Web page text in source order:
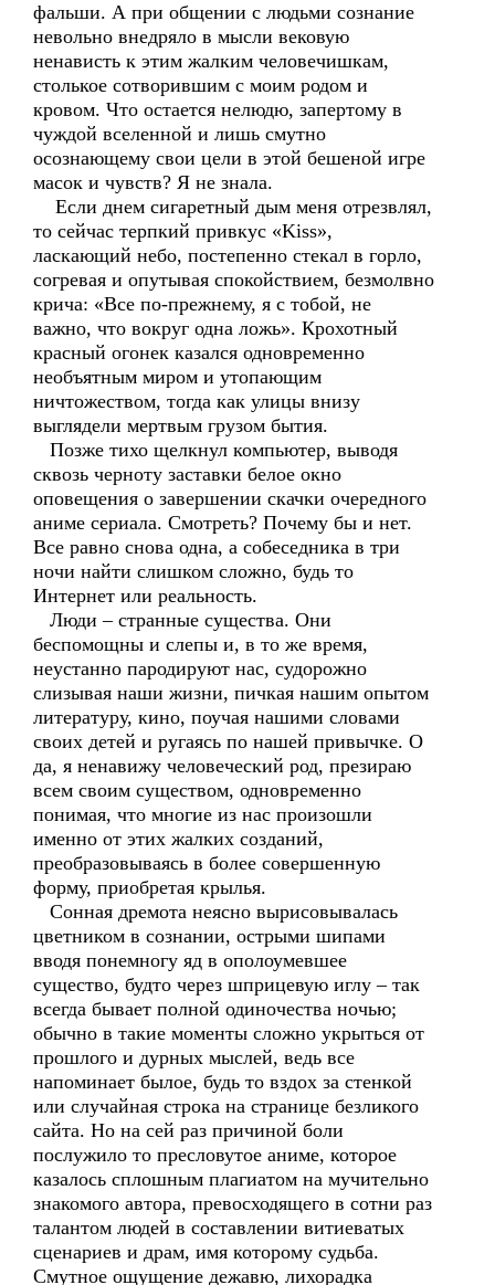
фальши. А при общении с людьми сознание
невольно внедряло в мысли вековую
ненависть к этим жалким человечишкам,
столькое сотворившим с моим родом и
кровом. Что остается нелюдю, запертому в
чуждой вселенной и лишь смутно
осознающему свои цели в этой бешеной игре
масок и чувств? Я не знала.
Если днем сигаретный дым меня отрезвлял,
то сейчас терпкий привкус «Kiss»,
ласкающий небо, постепенно стекал в горло,
согревая и опутывая спокойствием, безмолвно
крича: «Все по-прежнему, я с тобой, не
важно, что вокруг одна ложь». Крохотный
красный огонек казался одновременно
необъятным миром и утопающим
ничтожеством, тогда как улицы внизу
выглядели мертвым грузом бытия.
Позже тихо щелкнул компьютер, выводя
сквозь черноту заставки белое окно
оповещения о завершении скачки очередного
аниме сериала. Смотреть? Почему бы и нет.
Все равно снова одна, а собеседника в три
ночи найти слишком сложно, будь то
Интернет или реальность.
Люди – странные существа. Они
беспомощны и слепы и, в то же время,
неустанно пародируют нас, судорожно
слизывая наши жизни, пичкая нашим опытом
литературу, кино, поучая нашими словами
своих детей и ругаясь по нашей привычке. О
да, я ненавижу человеческий род, презираю
всем своим существом, одновременно
понимая, что многие из нас произошли
именно от этих жалких созданий,
преобразовываясь в более совершенную
форму, приобретая крылья.
Сонная дремота неясно вырисовывалась
цветником в сознании, острыми шипами
вводя понемногу яд в ополоумевшее
существо, будто через шприцевую иглу – так
всегда бывает полной одиночества ночью;
обычно в такие моменты сложно укрыться от
прошлого и дурных мыслей, ведь все
напоминает былое, будь то вздох за стенкой
или случайная строка на странице безликого
сайта. Но на сей раз причиной боли
послужило то пресловутое аниме, которое
казалось сплошным плагиатом на мучительно
знакомого автора, превосходящего в сотни раз
талантом людей в составлении витиеватых
сценариев и драм, имя которому судьба.
Смутное ощущение дежавю, лихорадка